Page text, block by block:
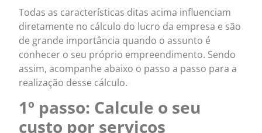
Todas as características ditas acima influenciam
diretamente no cálculo do lucro da empresa e são
de grande importância quando o assunto é
conhecer o seu próprio empreendimento. Sendo
assim, acompanhe abaixo o passo a passo para a
realização desse cálculo.
1º passo: Calcule o seu
custo por serviços